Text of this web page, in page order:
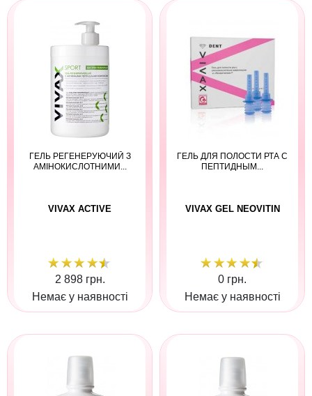
ГЕЛЬ РЕГЕНЕРУЮЧИЙ З
АМІНОКИСЛОТНИМИ...
VIVAX ACTIVE
2 898 грн.
Немає у наявності
ГЕЛЬ ДЛЯ ПОЛОСТИ РТА С
ПЕПТИДНЫМ...
VIVAX GEL NEOVITIN
0 грн.
Немає у наявності